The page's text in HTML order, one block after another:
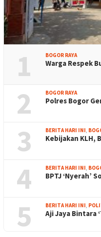
1 BOGOR RAYA
Warga Respek
2 BOGOR RAYA
Polres Bogor
3 BERITA HARI INI,
Kebijakan KLH,
4 BERITA HARI INI,
BPTJ ‘Nyerah’
5 BERITA HARI INI,
Aji Jaya Bintara